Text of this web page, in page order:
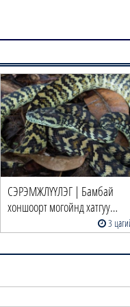
СЭРЭМЖЛҮҮЛЭГ | Бамбай
хоншоорт могойнд хатгуу…
3